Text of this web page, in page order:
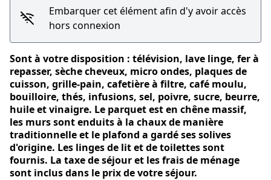
Embarquer cet élément afin d'y avoir accès
hors connexion
Sont à votre disposition : télévision, lave linge, fer à
repasser, sèche cheveux, micro ondes, plaques de
cuisson, grille-pain, cafetière à filtre, café moulu,
bouilloire, thés, infusions, sel, poivre, sucre, beurre,
huile et vinaigre. Le parquet est en chêne massif,
les murs sont enduits à la chaux de manière
traditionnelle et le plafond a gardé ses solives
d'origine. Les linges de lit et de toilettes sont
fournis. La taxe de séjour et les frais de ménage
sont inclus dans le prix de votre séjour.